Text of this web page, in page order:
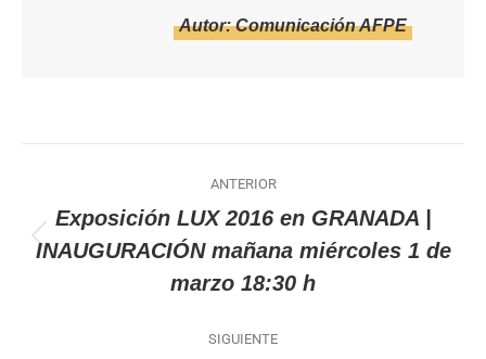
Autor:Comunicación AFPE
entre
publicaciones
ANTERIOR
Publicación
anterior:
Exposición LUX 2016 en GRANADA |
INAUGURACIÓN mañana miércoles 1 de
marzo 18:30 h
SIGUIENTE